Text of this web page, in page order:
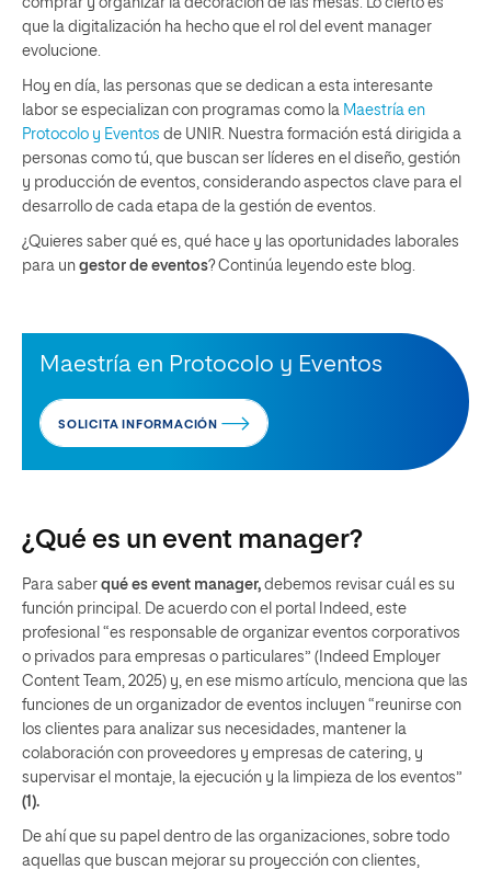
que la digitalización ha hecho que el rol del event manager
evolucione.
Hoy en día, las personas que se dedican a esta interesante
labor se especializan con programas como la Maestría en
Protocolo y Eventos de UNIR. Nuestra formación está dirigida a
personas como tú, que buscan ser líderes en el diseño, gestión
y producción de eventos, considerando aspectos clave para el
desarrollo de cada etapa de la gestión de eventos.
¿Quieres saber qué es, qué hace y las oportunidades laborales
para un gestor de eventos? Continúa leyendo este blog.
Maestría en Protocolo y Eventos
SOLICITA INFORMACIÓN
¿Qué es un event manager?
Para saber qué es event manager, debemos revisar cuál es su
función principal. De acuerdo con el portal Indeed, este
profesional “es responsable de organizar eventos corporativos
o privados para empresas o particulares” (Indeed Employer
Content Team, 2025) y, en ese mismo artículo, menciona que las
funciones de un organizador de eventos incluyen “reunirse con
los clientes para analizar sus necesidades, mantener la
colaboración con proveedores y empresas de catering, y
supervisar el montaje, la ejecución y la limpieza de los eventos”
(1).
De ahí que su papel dentro de las organizaciones, sobre todo
aquellas que buscan mejorar su proyección con clientes,